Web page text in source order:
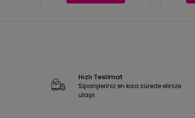
Hızlı Teslimat
Siparişleriniz en kısa sürede elinize
ulaşır.